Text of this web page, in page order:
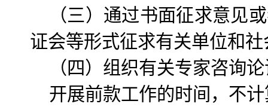
（三）通过书面征求意见
证会等形式征求有关单位和
（四）组织有关专家咨询
开展前款工作的时间，不